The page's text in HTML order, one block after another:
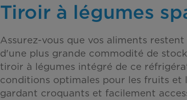
Tiroir à légumes
Assurez-vous que vos aliments
d'une plus grande commodité de
tiroir à légumes intégré de ce
conditions optimales pour les fruits et
gardant croquants et facilement